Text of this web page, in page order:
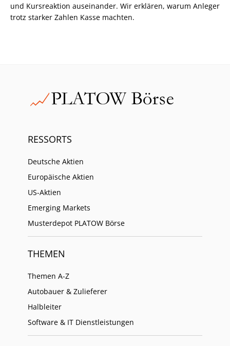
und Kursreaktion auseinander. Wir erklären, warum Anleger
trotz starker Zahlen Kasse machten.
RESSORTS
Deutsche Aktien
Europäische Aktien
US-Aktien
Emerging Markets
Musterdepot PLATOW Börse
THEMEN
Themen A-Z
Autobauer & Zulieferer
Halbleiter
Software & IT Dienstleistungen